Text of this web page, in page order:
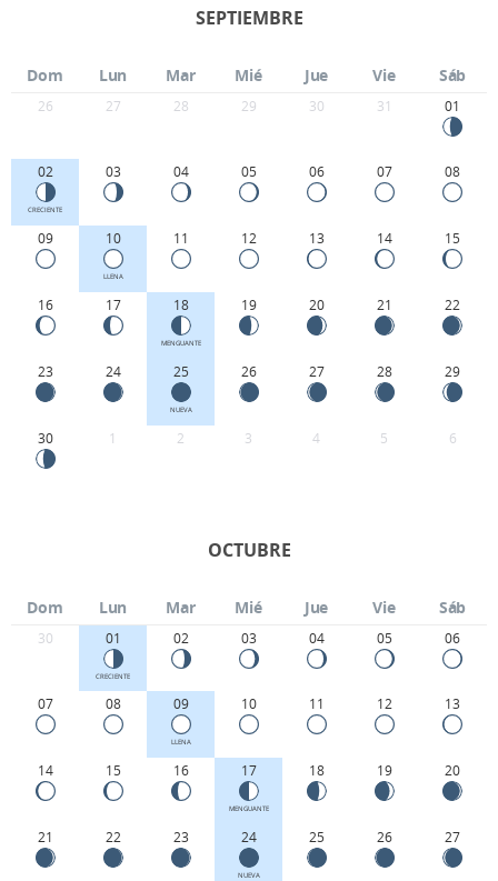
SEPTIEMBRE
Dom Lun Mar Mié Jue Vie Sáb
26 27 28 29 30 31 01
02
CRECIENTE
03 04 05 06 07 08
09 10
LLENA
11 12 13 14 15
16 17 18
MENGUANTE
19 20 21 22
23 24 25
NUEVA
26 27 28 29
30 1 2 3 4 5 6
OCTUBRE
Dom Lun Mar Mié Jue Vie Sáb
30 01
CRECIENTE
02 03 04 05 06
07 08 09
LLENA
10 11 12 13
14 15 16 17
MENGUANTE
18 19 20
21 22 23 24
NUEVA
25 26 27